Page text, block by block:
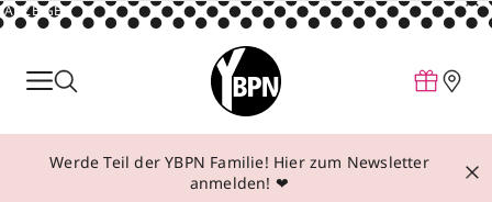
ANZEIGE
Parfum
Make-up
Werde Teil der YBPN Familie! Hier zum Newsletter
anmelden! ❤